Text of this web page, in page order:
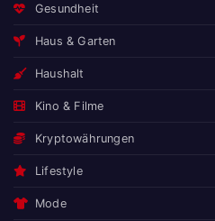
Gesundheit
Haus & Garten
Haushalt
Kino & Filme
Kryptowährungen
Lifestyle
Mode